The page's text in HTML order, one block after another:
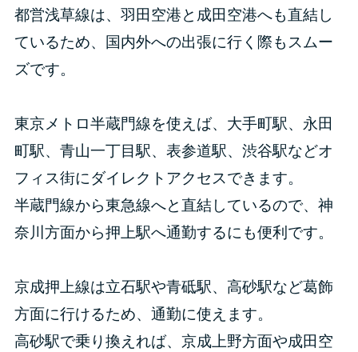
都営浅草線は、羽田空港と成田空港へも直結し
ているため、国内外への出張に行く際もスムー
ズです。
東京メトロ半蔵門線を使えば、大手町駅、永田
町駅、青山一丁目駅、表参道駅、渋谷駅などオ
フィス街にダイレクトアクセスできます。
半蔵門線から東急線へと直結しているので、神
奈川方面から押上駅へ通勤するにも便利です。
京成押上線は立石駅や青砥駅、高砂駅など葛飾
方面に行けるため、通勤に使えます。
高砂駅で乗り換えれば、京成上野方面や成田空